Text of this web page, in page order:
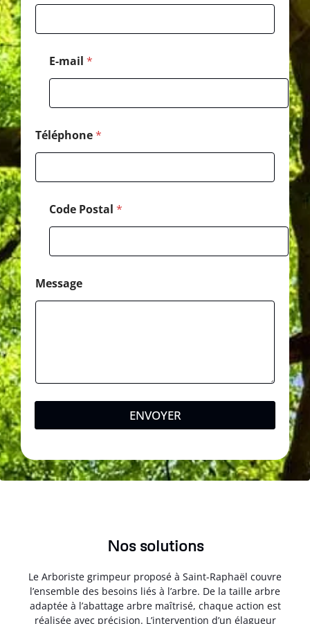
E-mail *
-
m
a
i
l
P
o
s
t
a
l
Téléphone*
Code Postal *
Message
ENVOYER
Nos solutions
Le Arboriste grimpeur proposé à Saint-Raphaël couvre
l’ensemble des besoins liés à l’arbre. De la taille arbre
adaptée à l’abattage arbre maîtrisé, chaque action est
réalisée avec précision. L’intervention d’un élagueur